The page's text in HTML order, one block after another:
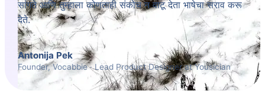
सांगते आणि तुम्हाला कोणताही संकोच न वाटू देता भाषेचा सराव करू
देते.
Antonija Pek
Founder, Vocabbie · Lead Product Designer at Yousician